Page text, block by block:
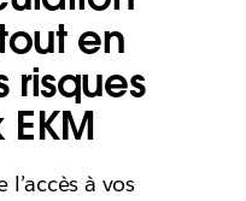
en
risques
à vos